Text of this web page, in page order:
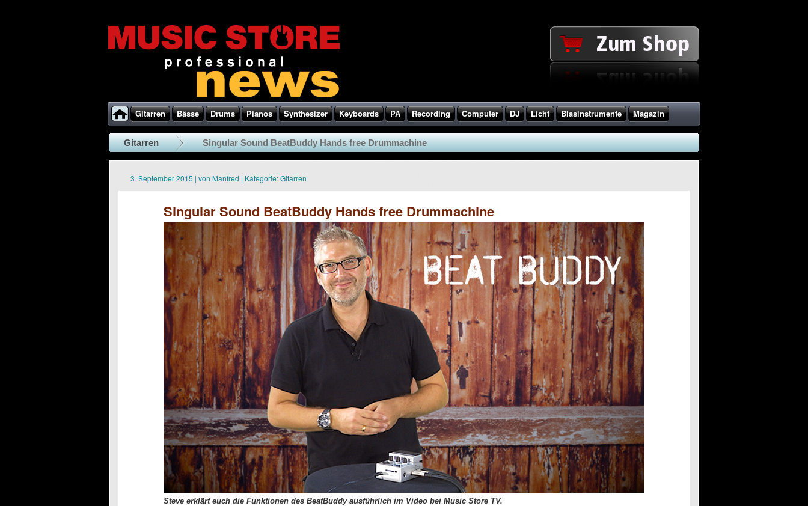
Gitarren Bässe Drums Pianos Synthesizer Keyboards PA Recording Computer DJ Licht Blasinstrumente Magazin
Gitarren Singular Sound BeatBuddy Hands free Drummachine
3. September 2015 | von Manfred | Kategorie:Gitarren
Singular Sound BeatBuddy Hands free Drummachine
Steve erklärt euch die Funktionen des BeatBuddy ausführlich im Video bei Music Store TV.